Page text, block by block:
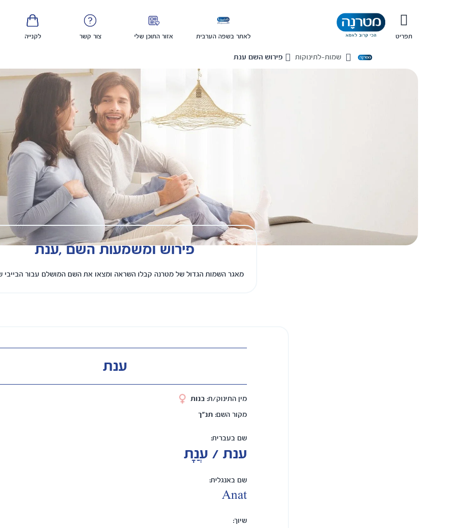
תפריט לאתר בשפה הערבית אזור התוכן שלי צור קשר לקנייה
Home
שמות-לתינוקות פירוש השם ענת
פירוש ומשמעות השם ,ענת
מאגר השמות הגדול של מטרנה קבלו השראה ומצאו את השם המושלם עבור הבייבי
ענת
מין התינוק/ת: בנות
מקור השם: תנ"ך
שם בעברית:
ענת / עֲנָת
שם באנגלית:
Anat
שיוך: